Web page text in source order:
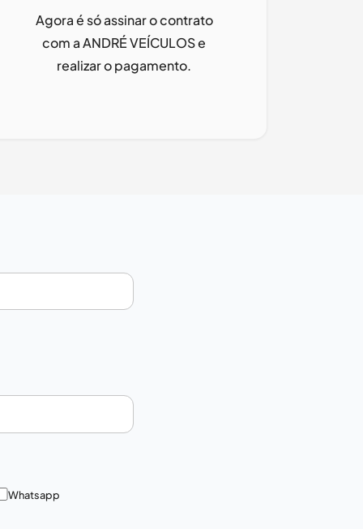
Agora é só assinar o contrato
com aANDRÉ VEÍCULOSe
realizar o pagamento.
Whatsapp